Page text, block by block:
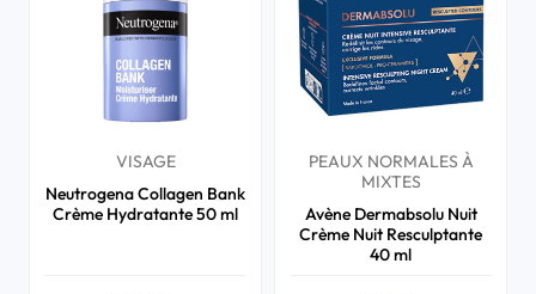
VISAGE
Neutrogena Collagen Bank
Crème Hydratante 50 ml
PEAUX NORMALES À
MIXTES
Avène Dermabsolu Nuit
Crème Nuit Resculptante
40 ml